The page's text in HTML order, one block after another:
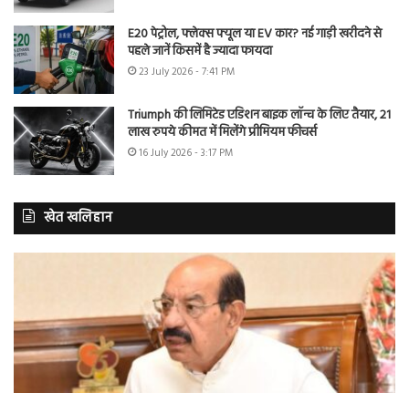
E20 पेट्रोल, फ्लेक्स फ्यूल या EV कार? नई गाड़ी खरीदने से
पहले जानें किसमें है ज्यादा फायदा
23 July 2026 - 7:41 PM
Triumph की लिमिटेड एडिशन बाइक लॉन्च के लिए तैयार, 21
लाख रुपये कीमत में मिलेंगे प्रीमियम फीचर्स
16 July 2026 - 3:17 PM
खेत खलिहान